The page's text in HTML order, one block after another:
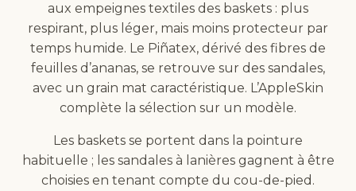
aux empeignes textiles des baskets : plus
respirant, plus léger, mais moins protecteur par
temps humide. Le Piñatex, dérivé des fibres de
feuilles d’ananas, se retrouve sur des sandales,
avec un grain mat caractéristique. L’AppleSkin
complète la sélection sur un modèle.
Les baskets se portent dans la pointure
habituelle ; les sandales à lanières gagnent à être
choisies en tenant compte du cou-de-pied.